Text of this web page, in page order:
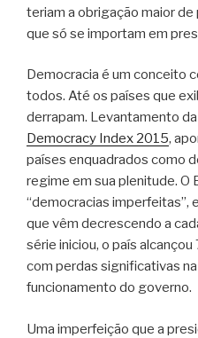
teriam a obrigação maior
que só se importam em
Democracia é um conceito
todos. Até os países que
derrapam. Levantamento
Democracy Index 2015,
países enquadrados como
regime em sua plenitude. O
“democracias imperfeitas”,
que vêm decrescendo a
série iniciou, o país
com perdas significativas
funcionamento do governo.
Uma imperfeição que a